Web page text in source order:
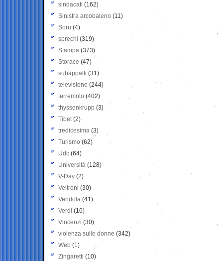
sindacati (162)
Sinistra arcobaleno (11)
Soru (4)
sprechi (319)
Stampa (373)
Storace (47)
subappalti (31)
televisione(244)
terremoto (402)
thyssenkrupp (3)
Tibet(2)
tredicesima (3)
Turismo (62)
Udc (64)
Università (128)
V-Day (2)
Veltroni (30)
Vendola (41)
Verdi (16)
Vincenzi (30)
violenza sulle donne (342)
Web (1)
Zingaretti (10)